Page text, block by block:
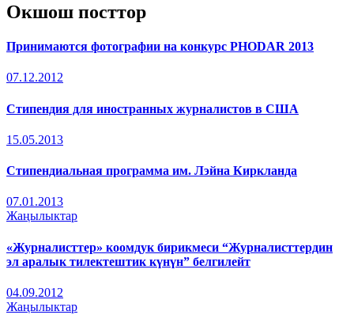
Окшош посттор
Принимаются фотографии на конкурс PHODAR 2013
07.12.2012
Стипендия для иностранных журналистов в США
15.05.2013
Стипендиальная программа им. Лэйна Киркланда
07.01.2013
Жаңылыктар
«Журналисттер» коомдук бирикмеси “Журналисттердин
эл аралык тилектештик күнүн” белгилейт
04.09.2012
Жаңылыктар